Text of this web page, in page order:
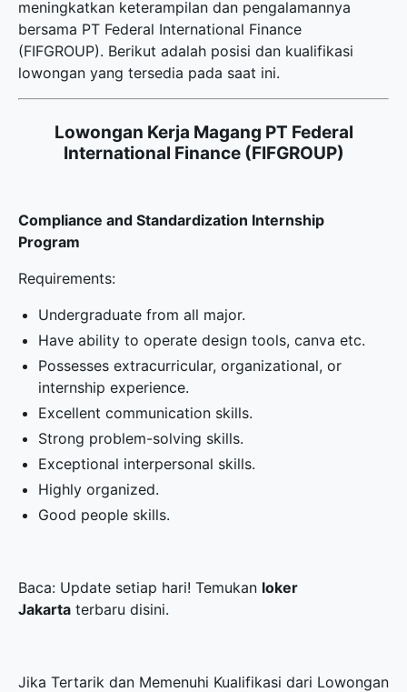
meningkatkan keterampilan dan pengalamannya
bersama PT Federal International Finance
(FIFGROUP). Berikut adalah posisi dan kualifikasi
lowongan yang tersedia pada saat ini.
Lowongan Kerja Magang PT Federal
International Finance (FIFGROUP)
Compliance and Standardization Internship
Program
Requirements:
Undergraduate from all major.
Have ability to operate design tools, canva etc.
Possesses extracurricular, organizational, or
internship experience.
Excellent communication skills.
Strong problem-solving skills.
Exceptional interpersonal skills.
Highly organized.
Good people skills.
Baca: Update setiap hari! Temukan loker
Jakarta terbaru disini.
Jika Tertarik dan Memenuhi Kualifikasi dari Lowongan